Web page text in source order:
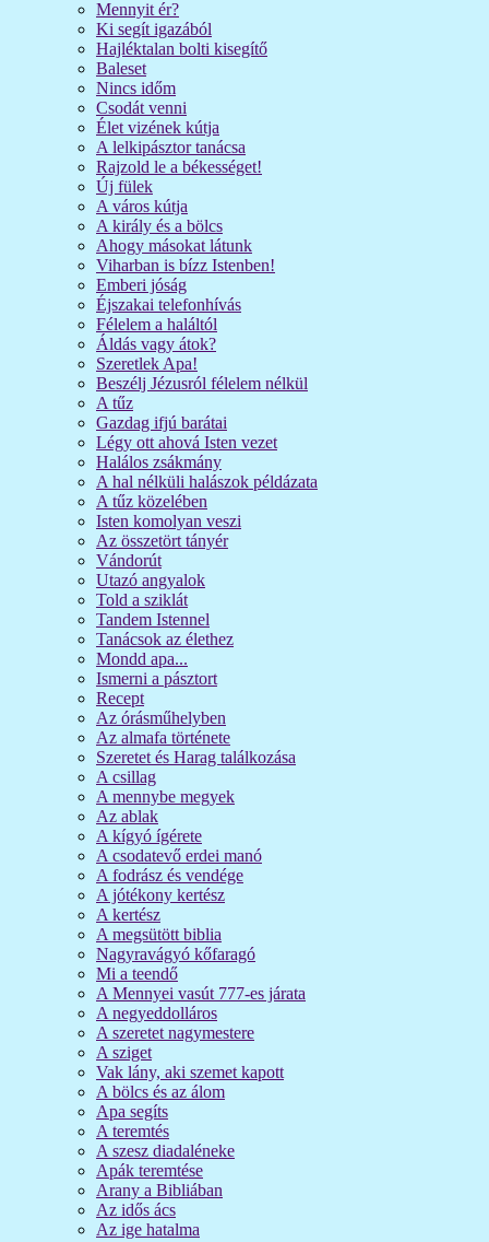
Mennyit ér?
Ki segít igazából
Hajléktalan bolti kisegítő
Baleset
Nincs időm
Csodát venni
Élet vizének kútja
A lelkipásztor tanácsa
Rajzold le a békességet!
Új fülek
A város kútja
A király és a bölcs
Ahogy másokat látunk
Viharban is bízz Istenben!
Emberi jóság
Éjszakai telefonhívás
Félelem a haláltól
Áldás vagy átok?
Szeretlek Apa!
Beszélj Jézusról félelem nélkül
A tűz
Gazdag ifjú barátai
Légy ott ahová Isten vezet
Halálos zsákmány
A hal nélküli halászok példázata
A tűz közelében
Isten komolyan veszi
Az összetört tányér
Vándorút
Utazó angyalok
Told a sziklát
Tandem Istennel
Tanácsok az élethez
Mondd apa...
Ismerni a pásztort
Recept
Az órásműhelyben
Az almafa története
Szeretet és Harag találkozása
A csillag
A mennybe megyek
Az ablak
A kígyó ígérete
A csodatevő erdei manó
A fodrász és vendége
A jótékony kertész
A kertész
A megsütött biblia
Nagyravágyó kőfaragó
Mi a teendő
A Mennyei vasút 777-es járata
A negyeddolláros
A szeretet nagymestere
A sziget
Vak lány, aki szemet kapott
A bölcs és az álom
Apa segíts
A teremtés
A szesz diadaléneke
Apák teremtése
Arany a Bibliában
Az idős ács
Az ige hatalma